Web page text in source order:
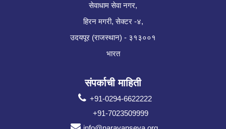
सेवाधाम सेवा नगर,
हिरन मगरी, सेक्टर -४,
उदयपूर (राजस्थान) - ३१३००१
भारत
संपर्काची माहिती
+91-0294-6622222
+91-7023509999